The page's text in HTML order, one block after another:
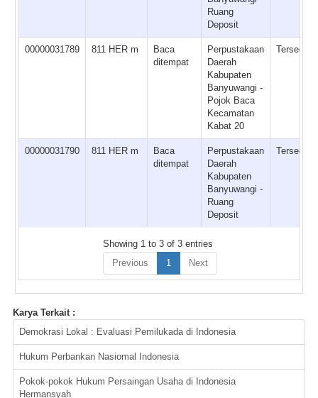
Ruang
Deposit
00000031789 811 HER m
Baca
ditempat
Perpustakaan
Daerah
Kabupaten
Banyuwangi -
Pojok Baca
Kecamatan
Kabat 20
Tersedia
00000031790 811 HER m
Baca
ditempat
Perpustakaan
Daerah
Kabupaten
Banyuwangi -
Ruang
Deposit
Tersedia
Showing 1 to 3 of 3 entries
Previous
1 Next
Karya Terkait :
Demokrasi Lokal : Evaluasi Pemilukada di Indonesia
Hukum Perbankan Nasiomal Indonesia
Pokok-pokok Hukum Persaingan Usaha di Indonesia
Hermansyah